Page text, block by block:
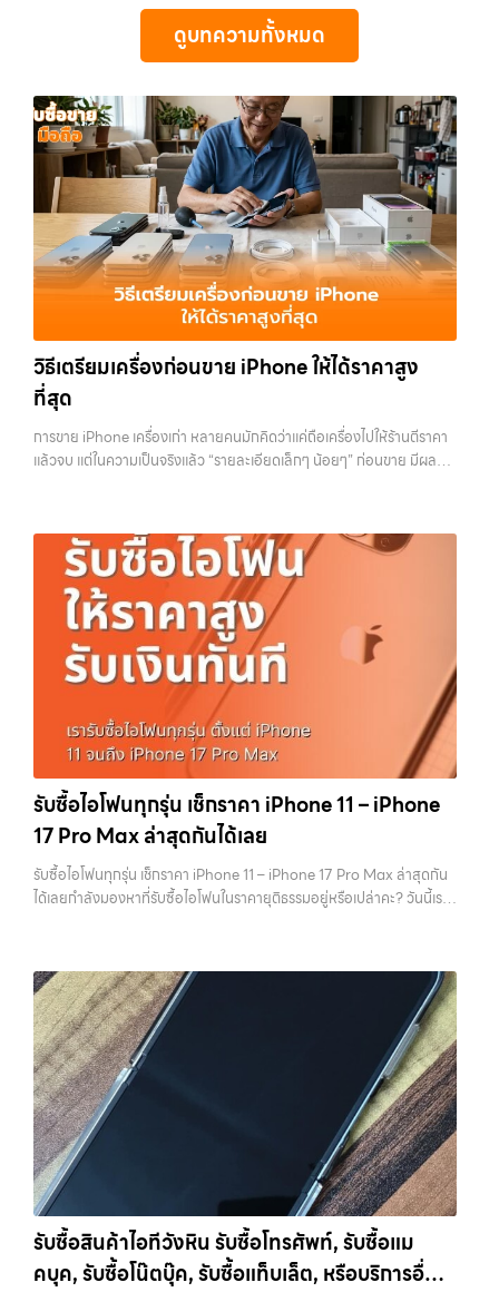
เมื่อตกลงซื้อขายสำเร็จ บริการของเราครอบคลุมทั้ง iPhone สายใหม่-เก่า,
Samsung ทุกรุ่น, iPad และแท็บเล็ตทุกแบรนด์ เรารับถึงแม้จะอยู่ในสภาพ
ใช้งานแล้ว ตกแต่งแล้ว หรือมีรอยบ้าง เพราะมูลค่าของเครื่องไม่ได้ขึ้นอยู่แค่
ยี่ห้อ แต่ขึ้นอยู่กับสภาพจริง ความครบชุด และความสะดวกในการขายของ
คุณ เราจึงตั้งใจให้บริการในเขต ลาดพร้าว, รัชดา, บางรัก, แจ้งวัฒนะ,
บางแค, วัชรพล, รามอินทรา, บางนา, บางพลี, เกษตรนวมินทร์, เสนานิคม,
วังหิน อย่างเต็มที่ ไม่ว่าคุณจะค้นหาคำว่า “รับซื้อมือถือใกล้ฉัน”, “รับซื้อ
โทรศัพท์มือสองกรุงเทพ”, “ขาย iPad ได้ราคา”, “รับซื้อแท็บเล็ต กรุงเทพ
ถึงที่”, หรือ “รับซื้อ Samsung มือสอง ราคาสูง” — ที่นี่คือคำตอบ เพราะ
บริการของเรามุ่งตรงให้คุณได้รับราคาและความสะดวกสบายที่เหนือกว่า
เลือกเราแล้วคุณจะได้บริการที่คุณไว้วางใจ พร้อมทีมงานที่พร้อมอำนวย
ความสะดวก นัดรับถึงที่ ตรวจสภาพอย่างมืออาชีพ และจ่ายเงินทันที
ทั้งหมดนี้เพื่อให้การขายอุปกรณ์ของคุณเป็นเรื่องง่ายขึ้น ดีกว่า รวดเร็วกว่า
และคุ้มค่ากว่า ทำไมต้องเลือกเรา ผู้เชี่ยวชาญด้านการให้บริการ รับซื้อมือถือ
iPhone, Samsung, ไอแพด แท็บเล็ตทุกยี่ห้อ ในราคาสูง พร้อมจ่ายเงิน
ทันที โดยเน้นบริการในพื้นที่ ลาดพร้าว, รัชดา, บางรัก, แจ้งวัฒนะ, บางแค,
วัชรพล, รามอินทรา, รวมถึง บางนา, บางพลี, เกษตรนวมินทร์, เสนานิคม,
วังหินไม่ว่าคุณจะต้องการ รับซื้อโทรศัพท์, รับซื้อแมคบุค, รับซื้อโน๊ตบุ๊ค, รับ
ซื้อแท็บเล็ต, หรือบริการอื่นๆ เกี่ยวกับสินค้าไอที กรุงเทพฯ – เราพร้อมให้
บริการครบวงจร บริการของเรา เราให้บริการแบบครบวงจรสำหรับลูกค้าที่
และพื้นที่ใกล้เคียง รับซื้อแท็บเล็ตวัชรพล รับซื้อมือถือ หรือ รับซื้อแท็บเล็ต ที่
ให้ราคาเป็นธรรมและบริการรวดเร็ว บริการครอบคลุมทั่วกรุงเทพ และพื้นที่
ใกล้เคียง รับซื้อ iPhone… รับซื้อแท็บเล็ตวัชรพล รับซื้อ iPhone ทุกรุ่น ให้
โฟน, รับซื้อไอแพด, รับซื้อมือถือ ยินดีต้อนรับสู่ “รับซื้อขายมือถือ.com”
เว็บไซต์ที่คุณไว้วางใจได้ สำหรับบริการ รับซื้อ มือถือ iPhone, Samsung,
iPad, แท็บเล็ต ทุกยี่ห้อ ให้ราคาสูง พร้อมจ่ายเงินทันที ครอบคลุมพื้นที่
ลาดพร้าว, รัชดา, บางรัก, แจ้งวัฒนะ, บางแค, วัชรพล, รามอินทรา และเขต
กรุงเทพฯ ใกล้ “ใกล้ ฉัน” ที่สุด ในยุคที่สมาร์ทโฟน แท็บเล็ต และอุปกรณ์ไอที
ใหม่ๆ เปลี่ยนรุ่นกันแทบทุกช่วงเวลา อุปกรณ์ที่คุณใช้แล้วอาจกลายเป็นของ
ที่ไม่ได้ใช้งานอยู่เฉยๆ เว็บไซต์ของเราจึงเกิดขึ้นเพื่อเป็นทางเลือกให้คุณ
สามารถเปลี่ยนอุปกรณ์ที่ไม่ใช้แล้วให้กลายเป็นเงินสดได้ทันที ด้วยบริการ รับ
ซื้อไอโฟน, รับซื้อไอแพด, รับซื้อมือถือ, รับซื้อโทรศัพท์, รับซื้อโน๊ตบุ๊ค, รับซื้อ
แท็บเล็ต, รับซื้อสินค้าไอทีกรุงเทพมหานคร อย่างครบวงจร ไม่ว่าคุณจะอยู่
โซนเมืองหรือเขตชานเมือง เรามีทีมงานพร้อมให้บริการถึงที่ในพื้นที่ “ใกล้
ฉัน” เพื่อความสะดวกและรวดเร็วที่สุด ที่ “รับซื้อขายมือถือ.com” เราเข้าใจดี
ว่าอุปกรณ์แต่ละชิ้นไม่ใช่แค่เครื่องใช้ไฟฟ้า แต่เป็นทรัพย์สินที่มีมูลค่า คุณอาจ
ต้องการเปลี่ยนรุ่น หรือต้องการเงินด่วน เราจึงมอบบริการประเมินสภาพ
เครื่อง ฟรี ปราบปรามความยุ่งยากทั้งหลาย โดยเน้น โปร่งใส มั่นใจได้ และ
จ่ายเงินทันทีเมื่อตกลงซื้อขายสำเร็จ บริการของเราครอบคลุมทั้ง iPhone
ไม่ได้ขึ้นอยู่แค่ยี่ห้อ แต่ขึ้นอยู่กับสภาพจริง ความครบชุด และความสะดวกใน
การขายของคุณ เราจึงตั้งใจให้บริการในเขต ลาดพร้าว, รัชดา, บางรัก,
แจ้งวัฒนะ, บางแค, วัชรพล, รามอินทรา, บางนา, บางพลี, เกษตรนวมินทร์,
เสนานิคม, วังหิน อย่างเต็มที่ ไม่ว่าคุณจะค้นหาคำว่า “รับซื้อมือถือใกล้ฉัน”,
“รับซื้อโทรศัพท์มือสองกรุงเทพ”, “ขาย iPad ได้ราคา”, “รับซื้อแท็บเล็ต
กรุงเทพถึงที่”, หรือ “รับซื้อ Samsung มือสอง ราคาสูง” — ที่นี่คือคำตอบ
เพราะบริการของเรามุ่งตรงให้คุณได้รับราคาและความสะดวกสบายที่เหนือ
กว่า เลือกเราแล้วคุณจะได้บริการที่คุณไว้วางใจ พร้อมทีมงานที่พร้อม
อำนวยความสะดวก นัดรับถึงที่ ตรวจสภาพอย่างมืออาชีพ และจ่ายเงินทันที
ทั้งหมดนี้เพื่อให้การขายอุปกรณ์ของคุณเป็นเรื่องง่ายขึ้น ดีกว่า รวดเร็วกว่า
และคุ้มค่ากว่า ทำไมต้องเลือกเรา ผู้เชี่ยวชาญด้านการให้บริการ รับซื้อมือถือ
iPhone, Samsung, ไอแพด แท็บเล็ตทุกยี่ห้อ ในราคาสูง พร้อมจ่ายเงิน
ทันที โดยเน้นบริการในพื้นที่ ลาดพร้าว, รัชดา, บางรัก, แจ้งวัฒนะ, บางแค,
วัชรพล, รามอินทรา, รวมถึง บางนา, บางพลี, เกษตรนวมินทร์, เสนานิคม,
วังหินไม่ว่าคุณจะต้องการ รับซื้อโทรศัพท์, รับซื้อแมคบุค, รับซื้อโน๊ตบุ๊ค, รับ
ซื้อแท็บเล็ต, หรือบริการอื่นๆ เกี่ยวกับสินค้าไอที กรุงเทพฯ – เราพร้อมให้
บริการครบวงจร บริการของเรา เราให้บริการแบบครบวงจรสำหรับลูกค้าที่
ดูบทความทั้งหมด
วิธีเตรียมเครื่องก่อนขาย iPhone ให้ได้ราคาสูง
ที่สุด
การขาย iPhone เครื่องเก่า หลายคนมักคิดว่าแค่ถือเครื่องไปให้ร้านตีราคา
แล้วจบ แต่ในความเป็นจริงแล้ว “รายละเอียดเล็กๆ น้อยๆ” ก่อนขาย มีผลต่อ
เครื่องก่อนขาย บทความนี้จะพาไปดูวิธีเตรียม iPhone แบบครบทุกขั้นตอน
ตั้งแต่เรื่องพื้นฐานไปจนถึงเทคนิคที่ช่วยเพิ่มมูลค่าเครื่องแบบที่หลายคนมอง
ข้าม หากทำครบทุกข้อ โอกาสที่จะได้ราคาดีขึ้นมีสูงอย่างชัดเจน ทำไมการเต
รียมเครื่องถึงสำคัญ ก่อนจะไปดูวิธี เราต้องเข้าใจก่อนว่าทำไมร้านรับซื้อถึง
ให้ความสำคัญกับรายละเอียดเหล่านี้ สำหรับร้านหรือผู้รับซื้อ iPhone สิ่งที่
เขามองคือ “ความพร้อมในการขายต่อ” หากเครื่องที่รับมาสามารถนำไปขาย
ต่อได้ทันทีโดยไม่ต้องเสียเวลาแก้ไข ไม่ต้องลบข้อมูล ไม่ต้องซ่อมเพิ่ม ความ
เสี่ยงก็จะต่ำลง และนั่นทำให้เขากล้ารับในราคาที่สูงขึ้น ในทางกลับกัน ถ้า
เครื่องยังมีข้อมูลค้างอยู่ ติด iCloud หรือสภาพดูไม่เรียบร้อย ร้านจะต้อง
เสียเวลาและต้นทุนเพิ่ม สิ่งเหล่านี้จะถูกนำไปหักออกจากราคาที่เสนอให้กับ
คุณโดยตรง 1. สำรองข้อมูลให้เรียบร้อยก่อนล้างเครื่อง ขั้นตอนแรกที่ควร
ทำเสมอคือการสำรองข้อมูล เพราะหลังจากล้างเครื่องแล้ว ข้อมูลทั้งหมดจะ
ไม่สามารถกู้คืนได้อีก ไม่ว่าจะเป็นรูปภาพ รายชื่อ เบอร์โทร หรือแชทต่างๆ
หลายคนมักรีบล้างเครื่องเพราะอยากขายเร็ว แต่สุดท้ายต้องกลับมาเสีย
พลาดที่ไม่ควรเกิดขึ้นเลย คุณสามารถสำรองข้อมูลได้ผ่าน iCloud หรือผ่าน
คอมพิวเตอร์ก็ได้ หากต้องการความสะดวก iCloud จะเป็นตัวเลือกที่ง่าย
คิดว่าเรียบร้อย เพราะถ้าพลาดขึ้นมา จะไม่สามารถย้อนกลับไปแก้ไขได้อีก 2.
ออกจาก iCloud และ Apple ID ให้สมบูรณ์ ขั้นตอนนี้ถือว่าสำคัญที่สุดใน
การขาย iPhone หากยังมี Apple ID อยู่ในเครื่อง จะทำให้เกิดสิ่งที่เรียกว่า
Activation Lock ซึ่งทำให้ไม่สามารถใช้งานเครื่องต่อได้ ในมุมของร้านรับ
ซื้อ เครื่องที่ติด iCloud มีความเสี่ยงสูง เพราะไม่สามารถนำไปขายต่อได้
ทันที บางร้านอาจไม่รับซื้อเลย หรือถ้ารับก็จะกดราคาลงอย่างมาก การออก
จาก iCloud ทำได้ไม่ยาก เพียงเข้าไปที่การตั้งค่า กดชื่อบัญชีของตัวเอง
แล้วเลือกออกจากระบบ จากนั้นใส่รหัสผ่านเพื่อยืนยัน หลังจากออกแล้ว
ควรตรวจสอบอีกครั้งว่าหน้า Settings ไม่มีชื่อบัญชีของคุณเหลืออยู่ เพื่อ
ให้มั่นใจว่าเครื่องพร้อมสำหรับผู้ใช้งานใหม่จริงๆ 3. รีเซ็ตเครื่องให้เหมือน
เครื่องใหม่ เมื่อสำรองข้อมูลและออกจาก iCloud เรียบร้อยแล้ว ขั้นตอนต่อ
ไปคือการรีเซ็ตเครื่องให้เป็นค่าเริ่มต้นจากโรงงาน การรีเซ็ตจะช่วยลบข้อมูล
ทั้งหมดออกจากเครื่อง ทำให้เครื่องอยู่ในสภาพเหมือนใหม่ ซึ่งเป็นสิ่งที่ผู้ซื้อ
หรือร้านต้องการมากที่สุด เพราะสามารถนำไปใช้งานต่อได้ทันที ขั้นตอนนี้ยัง
รับซื้อไอโฟนทุกรุ่น เช็กราคา iPhone 11 – iPhone
17 Pro Max ล่าสุดกันได้เลย
รับซื้อไอโฟนทุกรุ่น เช็กราคา iPhone 11 – iPhone 17 Pro Max ล่าสุดกัน
ได้เลยกำลังมองหาที่รับซื้อไอโฟนในราคายุติธรรมอยู่หรือเปล่าคะ? วันนี้เรา
ราคาในตลาดมือสอง เรายังมีบริการที่รวดเร็ว และจ่ายเงินสดทันที ไม่มีค่า
ธรรมเนียมซ่อนเร้นค่ะ ทำไมต้องขายไอโฟนกับเรา?
รับซื้อทุกรุ่น ทุกสภาพ
- ไม่ว่าจะเป็นเครื่องใหม่ เครื่องใช้งาน หรือเครื่องที่มีตำหนิเล็กน้อย เรารับซื้อ
หมด
ราคายุติธรรม - ประเมินราคาตามสภาพเครื่องจริง ให้ราคาสูงถึง
70% ของราคาตลาดมือสอง
รวดเร็วทันใจ - ประเมินและจ่ายเงินทันที ไม่
ต้องรอนาน
ปลอดภัย 100% - มีหน้าร้านจริง บริการโปร่งใส ตรวจสอบ
ได้
รับซื้อถึงที่ - มีบริการรับซื้อถึงบ้านในกรุงเทพและปริมณฑลเช็กราคา
รับซื้อ iPhone แต่ละรุ่นมาดูกันว่าแต่ละรุ่นเรารับซื้อในราคาเท่าไหร่บ้าง
(ราคาอัพเดทล่าสุดเดือนพฤศจิกายน 2024)
iPhone 11 (ปี
2019)iPhone 11 เป็นรุ่นที่ได้รับความนิยมมากในตอนที่เปิดตัว มาพร้อม
กล้องคู่ ชิป A13 Bionic และหน้าจอ Liquid Retina ขนาด 6.1 นิ้ว แม้จะ
เป็นรุ่นที่ออกมาได้สักระยะแล้ว แต่ก็ยังใช้งานได้ดีและรองรับ iOS เวอร์ชัน
ล่าสุดราคารับซื้อ iPhone 11:iPhone 11 64GB รับซื้อได้ที่ 7,000 บาท
ราคาตลาดมือสอง: 10,000 บาทiPhone 11 128GB รับซื้อได้ที่ 8,400
รับซื้อสินค้าไอทีวังหิน รับซื้อโทรศัพท์, รับซื้อแม
คบุค, รับซื้อโน๊ตบุ๊ค, รับซื้อแท็บเล็ต, หรือบริการอื่นๆ